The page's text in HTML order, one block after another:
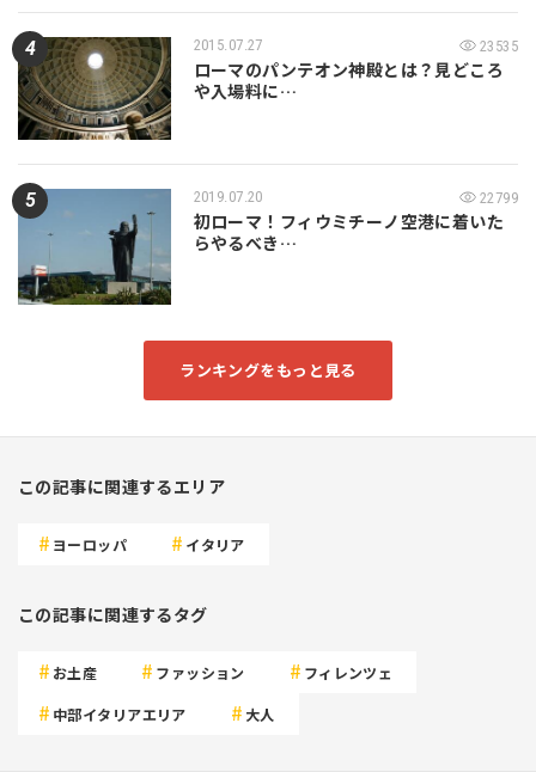
2015.07.27 23535
ローマのパンテオン神殿とは？見どころ
や入場料に…
2019.07.20 22799
初ローマ！フィウミチーノ空港に着いた
らやるべき…
ランキングをもっと見る
この記事に関連するエリア
ヨーロッパ イタリア
この記事に関連するタグ
お土産 ファッション フィレンツェ
中部イタリアエリア 大人